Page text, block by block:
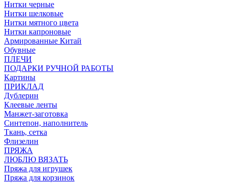
Нитки черные
Нитки шелковые
Нитки мятного цвета
Нитки капроновые
Армированные Китай
Обувные
ПЛЕЧИ
ПОДАРКИ РУЧНОЙ РАБОТЫ
Картины
ПРИКЛАД
Дублерин
Клеевые ленты
Манжет-заготовка
Синтепон, наполнитель
Ткань, сетка
Флизелин
ПРЯЖА
ЛЮБЛЮ ВЯЗАТЬ
Пряжа для игрушек
Пряжа для корзинок